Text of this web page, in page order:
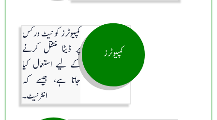
کمپیوٹرز کو نیٹ ورکس
پر ڈیٹا منتقل کرنے
کے لیے استعمال کیا
جاتا ہے، جیسے کہ
انٹرنیٹ۔
کمپیوٹرز